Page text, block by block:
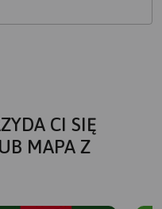
CI SIĘ
MAPA Z